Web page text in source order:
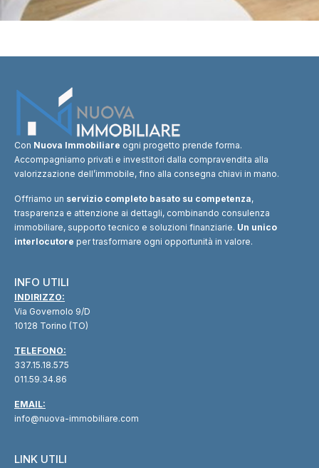
Con Nuova Immobiliare ogni progetto prende forma.
Accompagniamo privati e investitori dalla compravendita alla
valorizzazione dell’immobile, fino alla consegna chiavi in mano.
Offriamo un servizio completo basato su competenza,
trasparenza e attenzione ai dettagli, combinando consulenza
immobiliare, supporto tecnico e soluzioni finanziarie. Un unico
interlocutore per trasformare ogni opportunità in valore.
INFO UTILI
INDIRIZZO:
Via Governolo 9/D
10128 Torino (TO)
TELEFONO:
337.15.18.575
011.59.34.86
EMAIL:
info@nuova-immobiliare.com
LINK UTILI